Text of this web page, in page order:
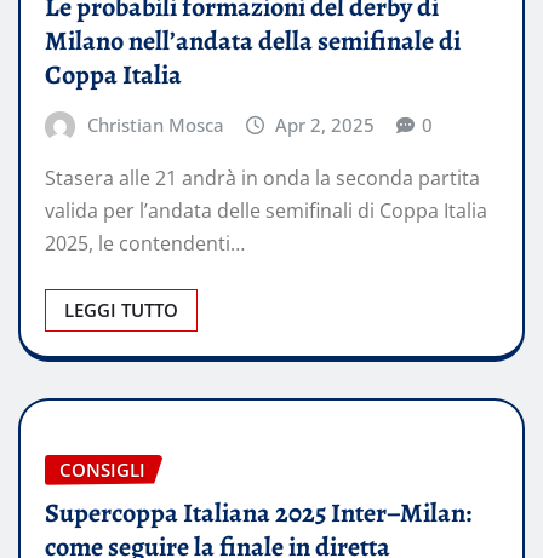
Le probabili formazioni del derby di
Milano nell’andata della semifinale di
Coppa Italia
Christian Mosca Apr 2, 2025 0
Stasera alle 21 andrà in onda la seconda partita
valida per l’andata delle semifinali di Coppa Italia
2025, le contendenti…
LEGGI TUTTO
CONSIGLI
Supercoppa Italiana 2025 Inter–Milan:
come seguire la finale in diretta